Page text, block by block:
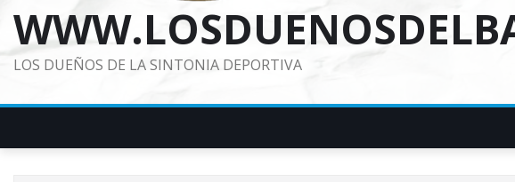
LOS DUEÑOS DE LA SINTONIA DEPORTIVA